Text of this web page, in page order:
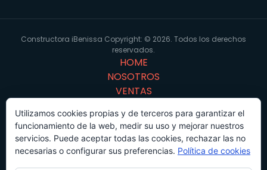
Constructora iBenissa Copyright: © 2026. Todos los derechos
reservados.
HOME
NOSOTROS
VENTAS
Virtual 3D
CONTACTO
Proyectos
Utilizamos cookies propias y de terceros para garantizar el
funcionamiento de la web, medir su uso y mejorar nuestros
servicios. Puede aceptar todas las cookies, rechazar las no
necesarias o configurar sus preferencias. Política de cookies